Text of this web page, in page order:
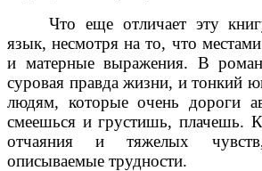
Что еще отличает эту
язык, несмотря на то, что
и матерные выражения. В
суровая правда жизни, и тонкий
людям, которые очень дороги
смеешься и грустишь, плачешь.
отчаяния и тяжелых
описываемые трудности.